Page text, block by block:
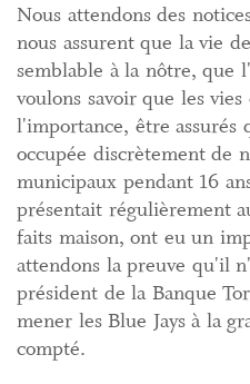
Nous attendons des
nous assurent que la vie
semblable à la nôtre, que
voulons savoir que les
l'importance, être assurés
occupée discrètement de
municipaux pendant 16
présentait régulièrement
faits maison, ont eu un
attendons la preuve qu'il
président de la Banque
mener les Blue Jays à la
compté.